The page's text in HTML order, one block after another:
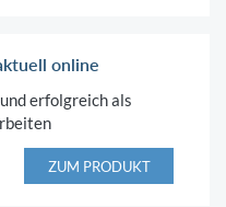
online
erfolgreich als
ZUM PRODUKT